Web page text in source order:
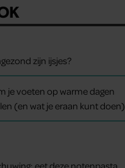
zijn ijsjes?
je voeten op warme dagen
(en wat je eraan kunt doen)